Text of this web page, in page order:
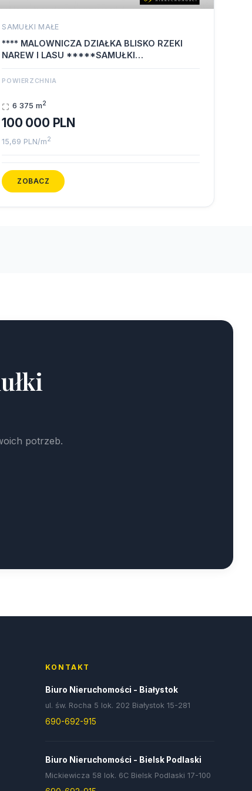
SAMUŁKI MAŁE
**** MALOWNICZA DZIAŁKA BLISKO RZEKI
NAREW I LASU *****SAMUŁKI
POWIERZCHNIA
6 375 m2
100 000 PLN
15,69 PLN/m2
ZOBACZ
potrzeb.
KONTAKT
Biuro Nieruchomości - Białystok
ul. św. Rocha 5 lok. 202 Białystok 15-281
690-692-915
Biuro Nieruchomości - Bielsk Podlaski
Mickiewicza 58 lok. 6C Bielsk Podlaski 17-100